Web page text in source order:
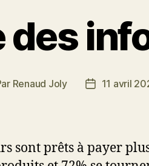
des
Renaud Joly
Date11 avril
sont prêts à payer